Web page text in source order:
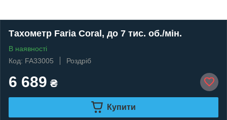
Тахометр Faria Coral, до 7 тис. об./мін.
В наявності
Код: FA33005
Роздріб
6 689 ₴
Купити